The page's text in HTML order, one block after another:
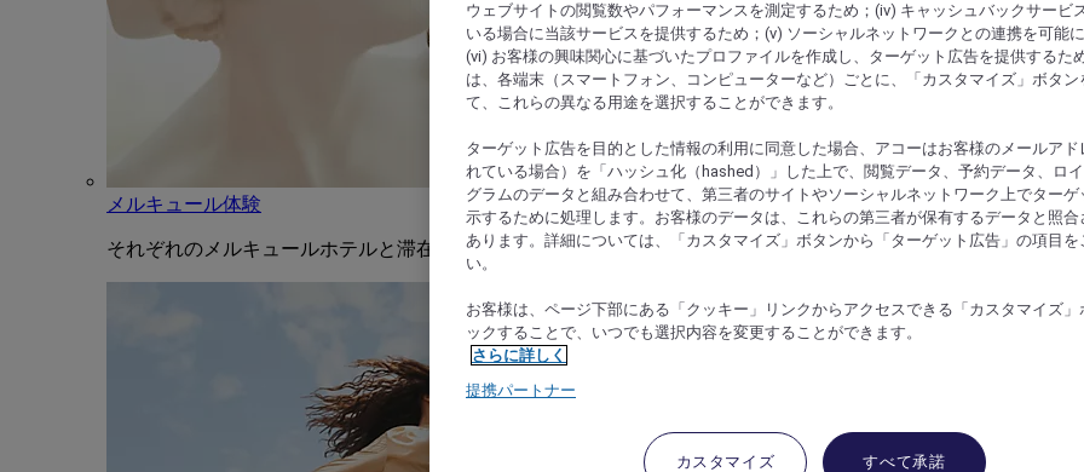
メルキュール体験
それぞれのメルキュールホテルと滞在をユニークにするものを発見してください
ウェブサイトの閲覧数やパフォーマンスを測定するため；(iv) キャッシュバックサービ
いる場合に当該サービスを提供するため；(v) ソーシャルネットワークとの連携を可能
(vi) お客様の興味関心に基づいたプロファイルを作成し、ターゲット広告を提供するた
は、各端末（スマートフォン、コンピューターなど）ごとに、「カスタマイズ」ボタン
て、これらの異なる用途を選択することができます。
ターゲット広告を目的とした情報の利用に同意した場合、アコーはお客様のメールアド
れている場合）を「ハッシュ化（hashed）」した上で、閲覧データ、予約データ、ロ
グラムのデータと組み合わせて、第三者のサイトやソーシャルネットワーク上でター
示するために処理します。お客様のデータは、これらの第三者が保有するデータと照合
あります。詳細については、「カスタマイズ」ボタンから「ターゲット広告」の項目を
い。
お客様は、ページ下部にある「クッキー」リンクからアクセスできる「カスタマイズ」
ックすることで、いつでも選択内容を変更することができます。
さらに詳しく
提携パートナー
カスタマイズ すべて承諾